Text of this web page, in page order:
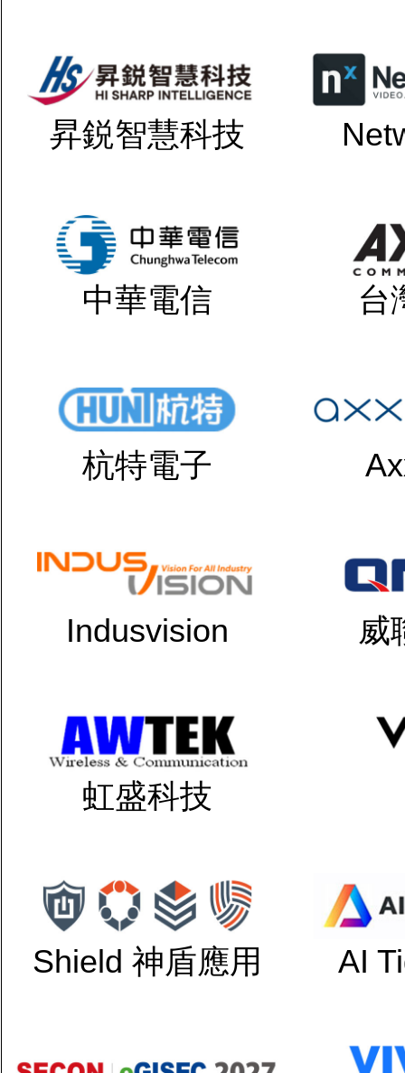
昇鋭智慧科技
中華電信 台
杭特電子
Indusvision 威
虹盛科技
Shield 神盾應用 AI